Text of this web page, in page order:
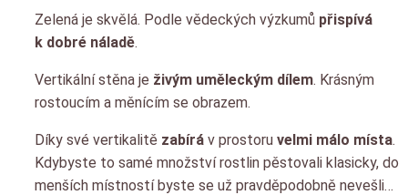
Zelená je skvělá. Podle vědeckých výzkumů přispívá
k dobré náladě.
Vertikální stěna je živým uměleckým dílem. Krásným
rostoucím a měnícím se obrazem.
Díky své vertikalitě zabírá v prostoru velmi málo místa.
Kdybyste to samé množství rostlin pěstovali klasicky, do
menších místností byste se už pravděpodobně nevešli…